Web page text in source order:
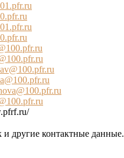
и другие контактные данные.